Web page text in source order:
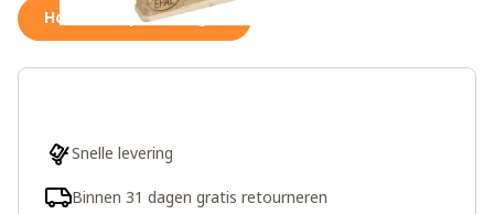
Houd me op de hoogte
Snelle levering
Binnen 31 dagen gratis retourneren